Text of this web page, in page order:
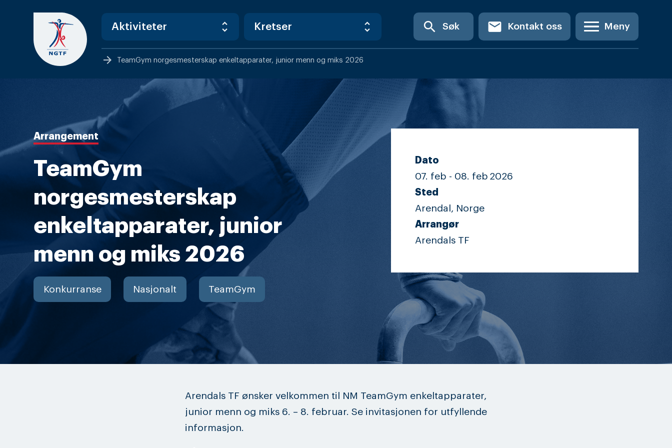
content
search Søk email Kontakt oss Meny
arrow_forward TeamGym norgesmesterskap enkeltapparater, junior menn og miks 2026
Arrangement
TeamGym
norgesmesterskap
enkeltapparater, junior
menn og miks 2026
Konkurranse Nasjonalt TeamGym
Dato
07. feb - 08. feb 2026
Sted
Arendal, Norge
Arrangør
Arendals TF
Arendals TF ønsker velkommen til NM TeamGym enkeltapparater,
junior menn og miks 6. – 8. februar. Se invitasjonen for utfyllende
informasjon.